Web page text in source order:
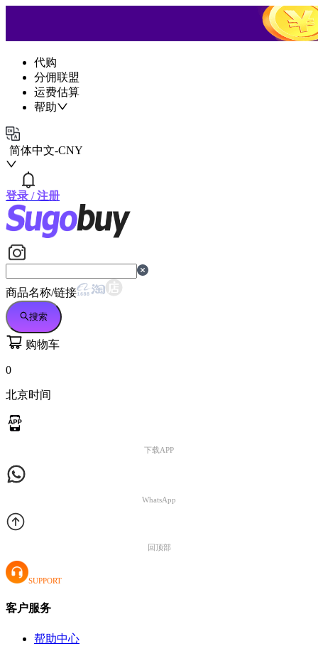
代购
分佣联盟
运费估算
帮助
简体中文-CNY
登录 /注册
商品名称/链接
搜索
购物车
0
北京时间
下载APP
WhatsApp
回顶部
SUPPORT
客户服务
帮助中心